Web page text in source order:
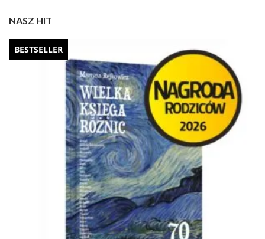
NASZ HIT
BESTSELLER